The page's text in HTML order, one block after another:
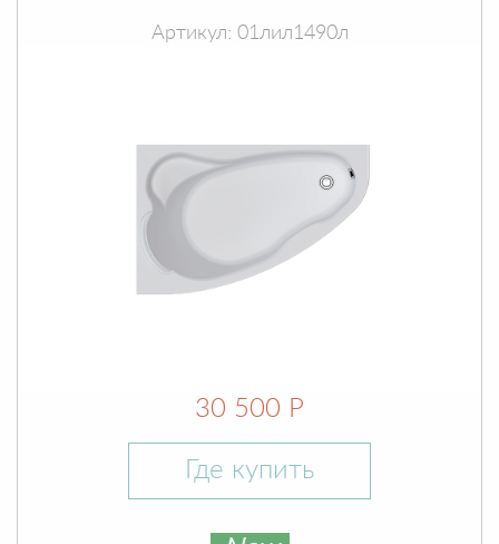
Артикул: 01лил1490л
30 500 Р
Где купить